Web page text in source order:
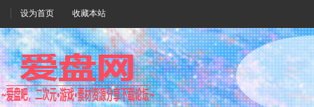
设为首页 收藏本站